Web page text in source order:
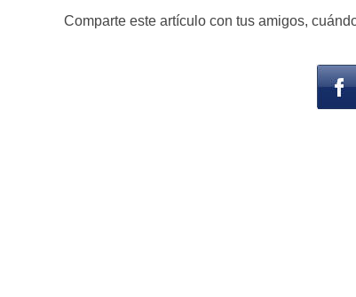
Comparte este artículo con tus amigos,